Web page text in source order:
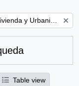
Table view